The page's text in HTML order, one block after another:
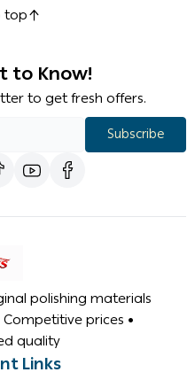
top
to Know!
to get fresh offers.
Subscribe
polishing materials
prices •
quality
Links